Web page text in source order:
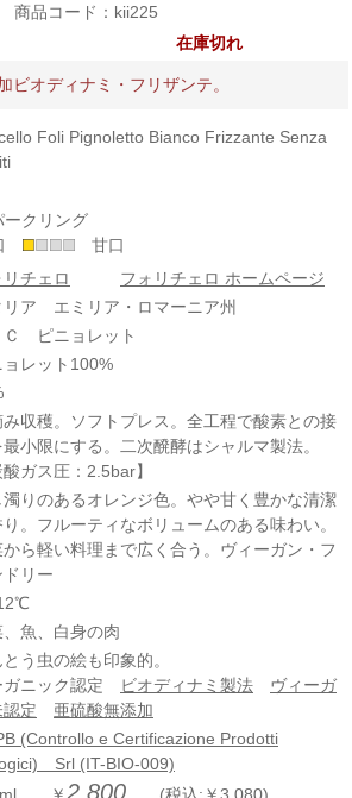
商品コード：kii225
在庫切れ
ビオディナミ・フリザンテ。
Foli Pignoletto Bianco Frizzante Senza
ークリング
甘口
リチェロ
フォリチェロ ホームページ
リア エミリア・ロマーニア州
Ｃ ピニョレット
ョレット100%
み収穫。ソフトプレス。全工程で酸素との接
小限にする。二次醗酵はシャルマ製法。
酸ガス圧：2.5bar】
濁りのあるオレンジ色。やや甘く豊かな清潔
り。フルーティなボリュームのある味わい。
ら軽い料理まで広く合う。ヴィーガン・フ
ドリー
魚、白身の肉
う虫の絵も印象的。
ガニック認定 ビオディナミ製法
ヴィーガ
認定
亜硫酸無添加
(Controllo e Certificazione Prodotti
Srl (IT-BIO-009)
2,800